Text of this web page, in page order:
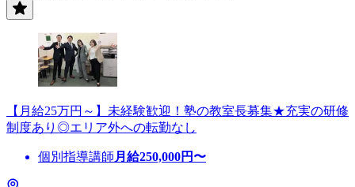
【月給25万円～】未経験歓迎！塾の教室長募集★充実の研修
制度あり◎エリア外への転勤なし
個別指導講師 月給250,000円〜